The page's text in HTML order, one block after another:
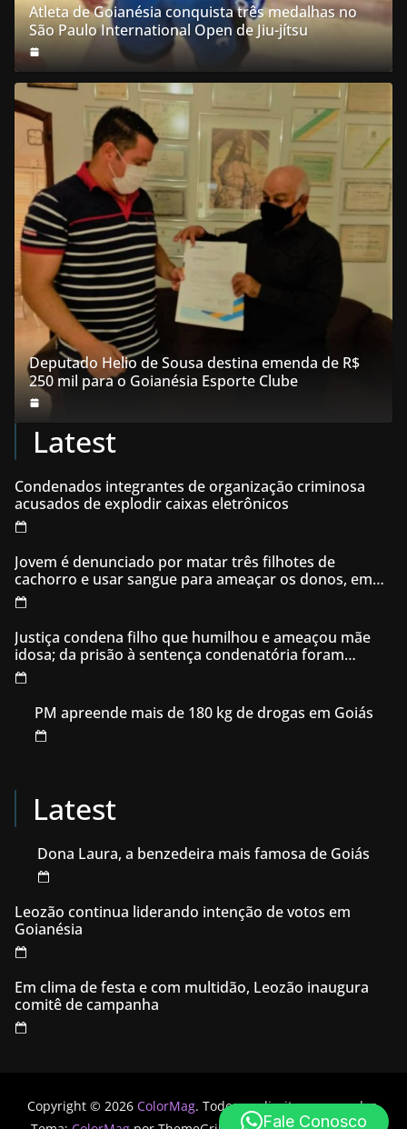
Atleta de Goianésia conquista três medalhas no
São Paulo International Open de Jiu-jítsu
Deputado Helio de Sousa destina emenda de R$
250 mil para o Goianésia Esporte Clube
Latest
Condenados integrantes de organização criminosa
acusados de explodir caixas eletrônicos
Jovem é denunciado por matar três filhotes de
cachorro e usar sangue para ameaçar os donos, em
Aparecida de Goiânia
Justiça condena filho que humilhou e ameaçou mãe
idosa; da prisão à sentença condenatória foram
apenas 21 dias
PM apreende mais de 180 kg de drogas em Goiás
Latest
Dona Laura, a benzedeira mais famosa de Goiás
Leozão continua liderando intenção de votos em
Goianésia
Em clima de festa e com multidão, Leozão inaugura
comitê de campanha
Copyright © 2026 ColorMag. Todos os direitos reservados.
Fale Conosco